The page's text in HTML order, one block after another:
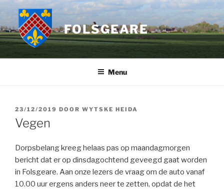
de
inhoud
FOLSGEARE
Menu
GEPLAATST
OP
23/12/2019 DOOR WYTSKE HEIDA
Vegen
Dorpsbelang kreeg helaas pas op maandagmorgen
bericht dat er op dinsdagochtend geveegd gaat worden
in Folsgeare. Aan onze lezers de vraag om de auto vanaf
10.00 uur ergens anders neer te zetten, opdat de het